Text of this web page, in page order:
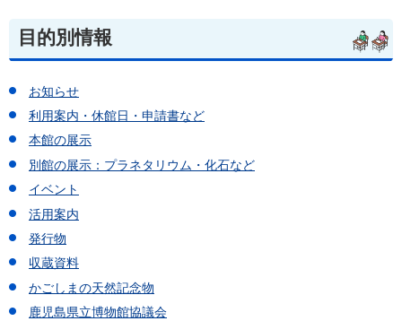
目的別情報
お知らせ
利用案内・休館日・申請書など
本館の展示
別館の展示：プラネタリウム・化石など
イベント
活用案内
発行物
収蔵資料
かごしまの天然記念物
鹿児島県立博物館協議会